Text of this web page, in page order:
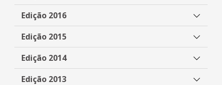
Edição 2016
Edição 2015
Edição 2014
Edição 2013